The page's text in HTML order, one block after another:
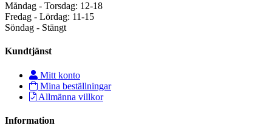
Måndag - Torsdag: 12-18
Fredag - Lördag: 11-15
Söndag - Stängt
Kundtjänst
Mitt konto
Mina beställningar
Allmänna villkor
Information